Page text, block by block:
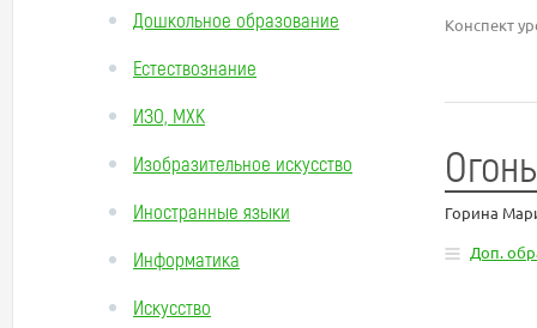
Дошкольное образование
Естествознание
ИЗО, МХК
Изобразительное искусство
Иностранные языки
Информатика
Искусство
Конспект
Горина
Доп.